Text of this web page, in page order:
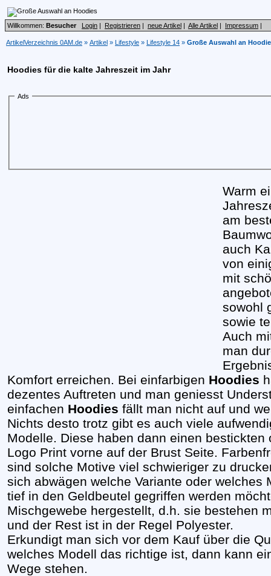
Willkommen: Besucher Login | Registrieren | neue Artikel | Alle Artikel | Impressum |
ArtikelVerzeichnis 0AM.de » Artikel » Lifestyle » Lifestyle 14 » Große Auswahl an
Hoodies für die kalte Jahreszeit im Jahr
Ads
Warm
am
auch
von
mit
sowohl
sowie
Auch
man
Komfort erreichen. Bei einfarbigen Hoodies
dezentes Auftreten und man geniesst
einfachen Hoodies fällt man nicht auf und
Nichts desto trotz gibt es auch viele
Modelle. Diese haben dann einen
Logo Print vorne auf der Brust Seite.
sind solche Motive viel schwieriger zu
sich abwägen welche Variante oder welches
tief in den Geldbeutel gegriffen werden
Mischgewebe hergestellt, d.h. sie bestehen
und der Rest ist in der Regel Polyester.
Erkundigt man sich vor dem Kauf über die
welches Modell das richtige ist, dann kann
Wege stehen.